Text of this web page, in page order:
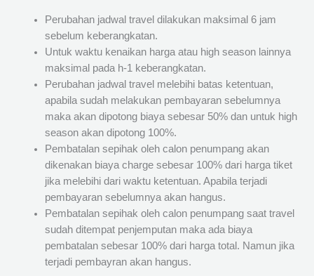
Perubahan jadwal travel dilakukan maksimal 6 jam
sebelum keberangkatan.
Untuk waktu kenaikan harga atau high season lainnya
maksimal pada h-1 keberangkatan.
Perubahan jadwal travel melebihi batas ketentuan,
apabila sudah melakukan pembayaran sebelumnya
maka akan dipotong biaya sebesar 50% dan untuk high
season akan dipotong 100%.
Pembatalan sepihak oleh calon penumpang akan
dikenakan biaya charge sebesar 100% dari harga tiket
jika melebihi dari waktu ketentuan. Apabila terjadi
pembayaran sebelumnya akan hangus.
Pembatalan sepihak oleh calon penumpang saat travel
sudah ditempat penjemputan maka ada biaya
pembatalan sebesar 100% dari harga total. Namun jika
terjadi pembayran akan hangus.